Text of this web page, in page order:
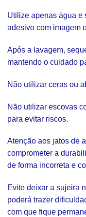
Utilize apenas água e
adesivo com imagem
Após a lavagem,
mantendo o cuidado
Não utilizar ceras ou
Não utilizar escovas
para evitar riscos.
Atenção aos jatos de
comprometer a
de forma incorreta e
Evite deixar a sujeira
poderá trazer
com que fique